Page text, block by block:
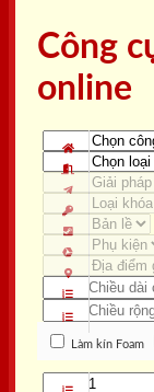
Công
online
Làm kín Foam